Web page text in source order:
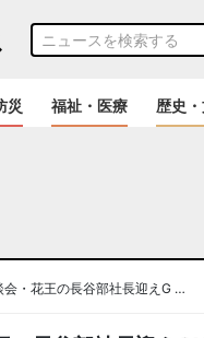
災 福祉・医療 歴史
・花王の長谷部社長迎えG …